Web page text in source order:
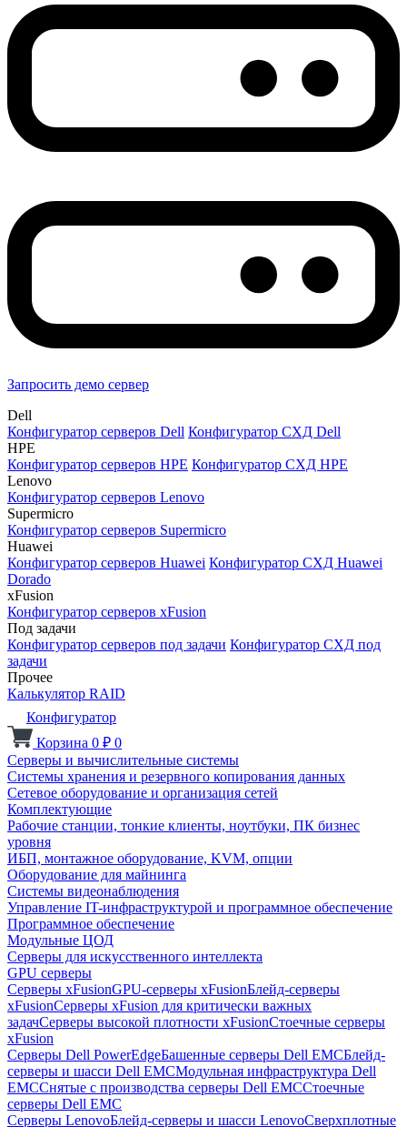
Запросить демо сервер
Dell
Конфигуратор серверов Dell Конфигуратор СХД Dell
HPE
Конфигуратор серверов HPE Конфигуратор СХД HPE
Lenovo
Конфигуратор серверов Lenovo
Supermicro
Конфигуратор серверов Supermicro
Huawei
Конфигуратор серверов Huawei Конфигуратор СХД Huawei
Dorado
xFusion
Конфигуратор серверов xFusion
Под задачи
Конфигуратор серверов под задачи Конфигуратор СХД под
задачи
Прочее
Калькулятор RAID
Конфигуратор
Корзина 0 ₽ 0
Серверы и вычислительные системы
Системы хранения и резервного копирования данных
Сетевое оборудование и организация сетей
Комплектующие
Рабочие станции, тонкие клиенты, ноутбуки, ПК бизнес
уровня
ИБП, монтажное оборудование, KVM, опции
Оборудование для майнинга
Системы видеонаблюдения
Управление IT-инфраструктурой и программное обеспечение
Программное обеспечение
Модульные ЦОД
Серверы для искусственного интеллекта
GPU серверы
Серверы xFusionGPU-серверы xFusionБлейд-серверы
xFusionСерверы xFusion для критически важных
задачСерверы высокой плотности xFusionСтоечные серверы
xFusion
Серверы Dell PowerEdgeБашенные серверы Dell EMCБлейд-
серверы и шасси Dell EMCМодульная инфраструктура Dell
EMCСнятые с производства серверы Dell EMCСтоечные
серверы Dell EMC
Серверы LenovoБлейд-серверы и шасси LenovoСверхплотные